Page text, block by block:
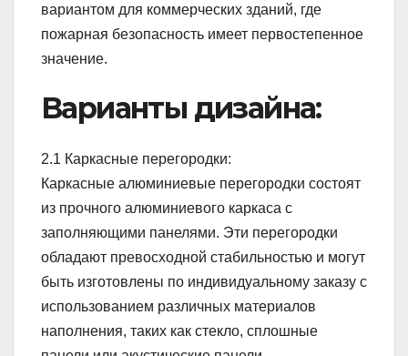
вариантом для коммерческих зданий, где
пожарная безопасность имеет первостепенное
значение.
Варианты дизайна:
2.1 Каркасные перегородки:
Каркасные алюминиевые перегородки состоят
из прочного алюминиевого каркаса с
заполняющими панелями. Эти перегородки
обладают превосходной стабильностью и могут
быть изготовлены по индивидуальному заказу с
использованием различных материалов
наполнения, таких как стекло, сплошные